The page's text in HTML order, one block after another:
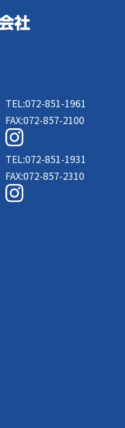
TEL:072-851-1961
FAX:072-857-2100
TEL:072-851-1931
FAX:072-857-2310